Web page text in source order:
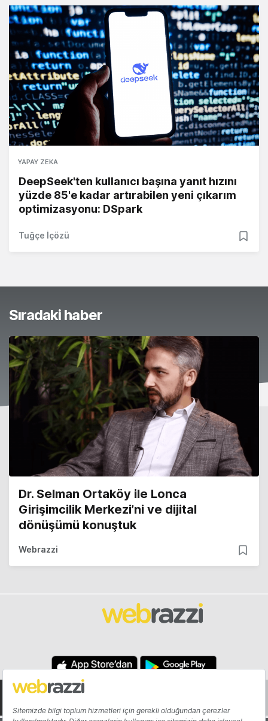
YAPAY ZEKA
DeepSeek'ten kullanıcı başına yanıt hızını
yüzde 85'e kadar artırabilen yeni çıkarım
optimizasyonu: DSpark
Tuğçe İçözü
Sıradaki haber
Dr. Selman Ortaköy ile Lonca
Girişimcilik Merkezi’ni ve dijital
dönüşümü konuştuk
Webrazzi